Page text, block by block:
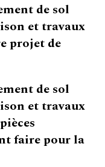
de sol
et travaux
projet de
de sol
et travaux
faire pour la